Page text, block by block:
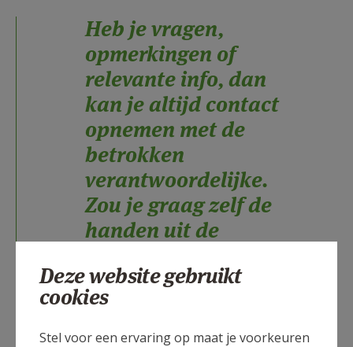
Heb je vragen,
opmerkingen of
relevante info, dan
kan je altijd contact
opnemen met de
betrokken
verantwoordelijke.
Zou je graag zelf de
handen uit de
Aarzel ook dan niet
om hem te
contacteren.
Deze website gebruikt
cookies
Stel voor een ervaring op maat je voorkeuren